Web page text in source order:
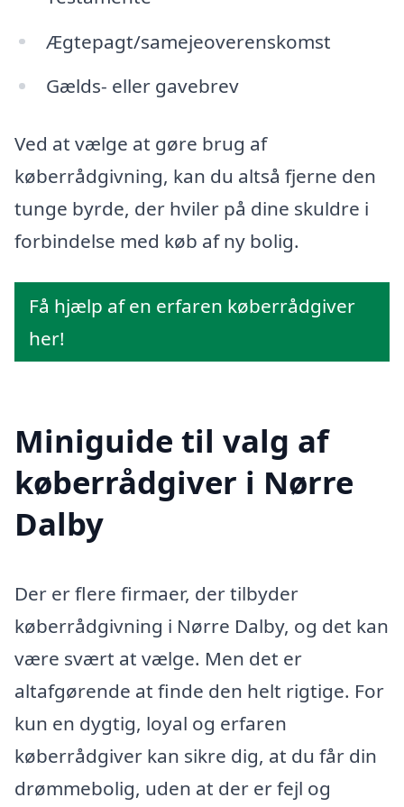
Ægtepagt/samejeoverenskomst
Gælds- eller gavebrev
Ved at vælge at gøre brug af
køberrådgivning, kan du altså fjerne den
tunge byrde, der hviler på dine skuldre i
forbindelse med køb af ny bolig.
Få hjælp af en erfaren køberrådgiver
her!
Miniguide til valg af
køberrådgiver i Nørre
Dalby
Der er flere firmaer, der tilbyder
køberrådgivning i Nørre Dalby, og det kan
være svært at vælge. Men det er
altafgørende at finde den helt rigtige. For
kun en dygtig, loyal og erfaren
køberrådgiver kan sikre dig, at du får din
drømmebolig, uden at der er fejl og